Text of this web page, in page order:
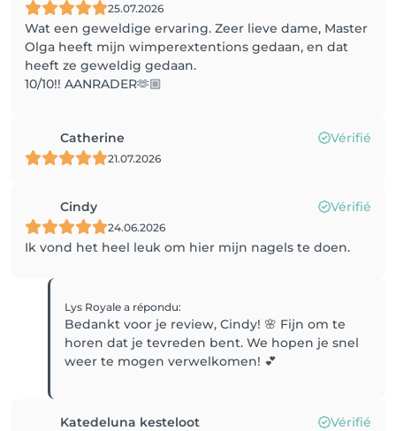
25.07.2026
Wat een geweldige ervaring. Zeer lieve dame, Master
Olga heeft mijn wimperextentions gedaan, en dat
heeft ze geweldig gedaan.
10/10!! AANRADER🫶🏼
Catherine Vérifié
21.07.2026
Cindy Vérifié
24.06.2026
Ik vond het heel leuk om hier mijn nagels te doen.
Lys Royalea répondu:
Bedankt voor je review, Cindy! 🌸 Fijn om te
horen dat je tevreden bent. We hopen je snel
weer te mogen verwelkomen! 💕
Katedeluna kesteloot Vérifié